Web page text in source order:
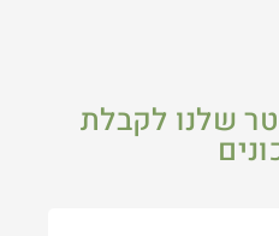
שלנו לקבלת